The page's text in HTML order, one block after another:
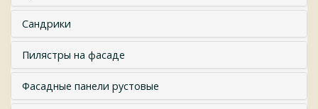
Сандрики
Пилястры на фасаде
Фасадные панели рустовые